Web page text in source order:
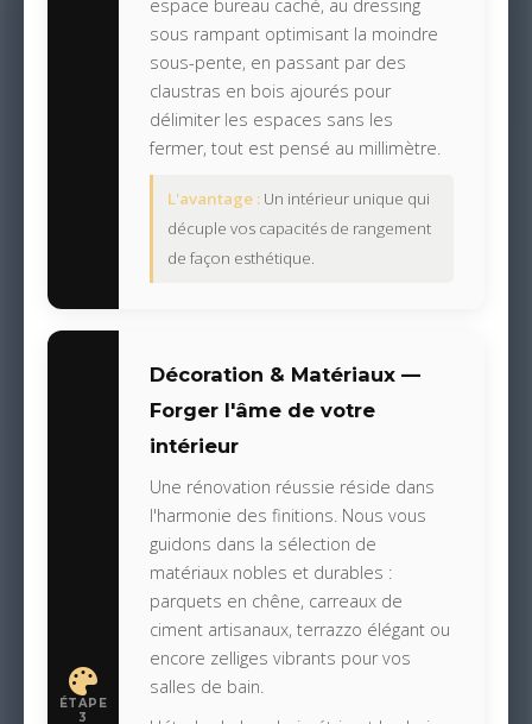
espace bureau caché, au dressing
sous rampant optimisant la moindre
sous-pente, en passant par des
claustras en bois ajourés pour
délimiter les espaces sans les
fermer, tout est pensé au millimètre.
L'avantage : Un intérieur unique qui
décuple vos capacités de rangement
de façon esthétique.
ÉTAPE
3
Décoration & Matériaux —
Forger l'âme de votre
intérieur
Une rénovation réussie réside dans
l'harmonie des finitions. Nous vous
guidons dans la sélection de
matériaux nobles et durables :
parquets en chêne, carreaux de
ciment artisanaux, terrazzo élégant ou
encore zelliges vibrants pour vos
salles de bain.